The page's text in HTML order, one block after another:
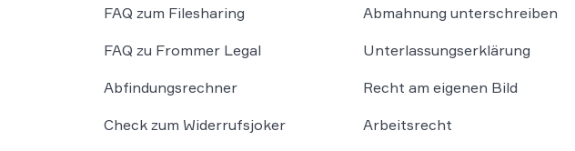
FAQ zum Filesharing
FAQ zu Frommer Legal
Abfindungsrechner
Check zum Widerrufsjoker
Abmahnung unterschreiben
Unterlassungserklärung
Recht am eigenen Bild
Arbeitsrecht